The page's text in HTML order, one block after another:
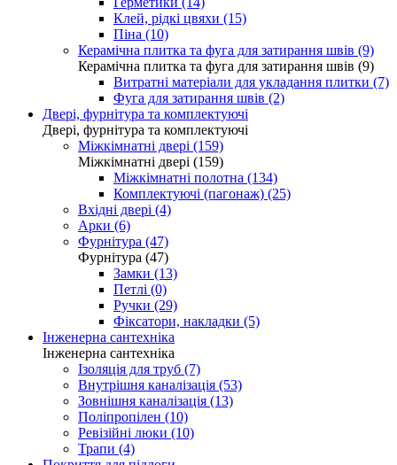
Клей, рідкі цвяхи (15)
Піна (10)
Керамічна плитка та фуга для затирання швів (9)
Керамічна плитка та фуга для затирання швів (9)
Витратні матеріали для укладання плитки (7)
Фуга для затирання швів (2)
Двері, фурнітура та комплектуючі
Двері, фурнітура та комплектуючі
Міжкімнатні двері (159)
Міжкімнатні двері (159)
Міжкімнатні полотна (134)
Комплектуючі (пагонаж) (25)
Вхідні двері (4)
Арки (6)
Фурнітура (47)
Фурнітура (47)
Замки (13)
Петлі (0)
Ручки (29)
Фіксатори, накладки (5)
Інженерна сантехніка
Інженерна сантехніка
Ізоляція для труб (7)
Внутрішня каналізація (53)
Зовнішня каналізація (13)
Поліпропілен (10)
Ревізійні люки (10)
Трапи (4)